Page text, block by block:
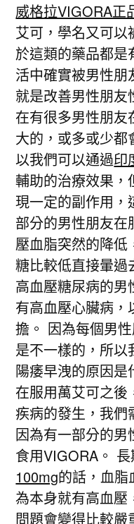
威格拉VIGORA正
艾可，學名又可以
於這類的藥品都是
活中確實被男性
就是改善男性朋
在有很多男性朋友
大的，或多或少
以我們可以通過印
輔助的治療效果，
現一定的副作用
部分的男性朋友
壓血脂突然的降
糖比較低直接暈
高血壓糖尿病的男
有高血壓心臟病，
擔。 因為每個男
是不一樣的，所
陽痿早洩的原因是
在服用萬艾可之後
疾病的發生，我們
因為有一部分的
食用VIGORA。
100mg的話，血脂
為本身就有高血壓
問題會變得比較